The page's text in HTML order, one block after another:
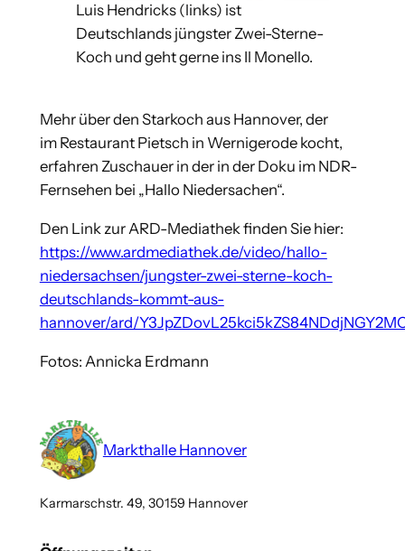
Luis Hendricks (links) ist
Deutschlands jüngster Zwei-Sterne-
Koch und geht gerne ins Il Monello.
Mehr über den Starkoch aus Hannover, der
im Restaurant Pietsch in Wernigerode kocht,
erfahren Zuschauer in der in der Doku im NDR-
Fernsehen bei „Hallo Niedersachen“.
Den Link zur ARD-Mediathek finden Sie hier:
https://www.ardmediathek.de/video/hallo-
niedersachsen/jungster-zwei-sterne-koch-
deutschlands-kommt-aus-
hannover/ard/
Fotos: Annicka Erdmann
Markthalle Hannover
Karmarschstr. 49, 30159 Hannover